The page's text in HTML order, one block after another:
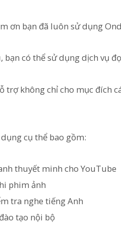
ơn bạn đã luôn sử dụng
bạn có thể sử dụng dịch vụ
trợ không chỉ cho mục đích
dụng cụ thể bao gồm:
thuyết minh cho YouTube
phim ảnh
tra nghe tiếng Anh
tạo nội bộ